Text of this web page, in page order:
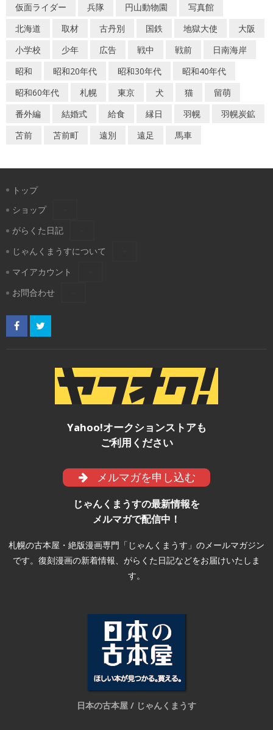
ン
仮面ライダー
兵隊 円山動物園
写真館
北海道
取材 古丹別 国鉄 地獄大使
大阪
小学校
少年 広告 戦中 戦前
日南海岸
昭和
昭和20年代 昭和30年代
昭和40年代
昭和60年代
札幌 東京 犬 猫
留萌
番外編
結婚式 給食 縁日 羽幌
羽幌炭鉱
苫前
苫前町 遠別 遠足 馬車
トップ
ショップ
がらくた日記
じゃんくまうすについて
マイアカウント
お問合わせ
Yahoo!オークションストアも
ご利用ください
メルマガを申し込む
じゃんくまうすの最新情報を
メルマガで配信中！
札幌の古本屋・絶版漫画専門「じゃんくまうす」のメールマガジン
です。復刻漫画の新着情報、がらくた日記などをお届けいたしま
す。
日本の古本屋 / じゃんくまうす